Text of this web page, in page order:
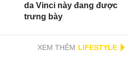
da Vinci này đang được
trưng bày
XEM THÊM